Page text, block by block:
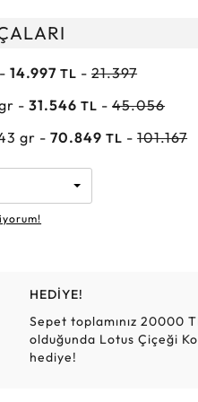
-14.997TL -21.397
-31.546TL -45.056
gr -70.849TL -101.167
HEDİYE!
Sepet toplamınız 20000
olduğunda Lotus Çiçeği
hediye!